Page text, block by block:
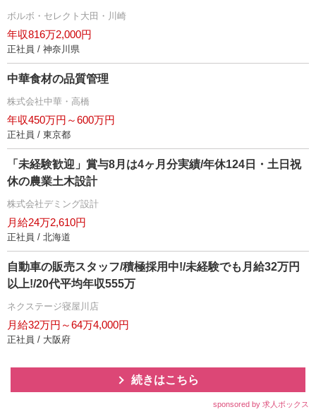
ボルボ・セレクト大田・川崎
年収816万2,000円
正社員 / 神奈川県
中華食材の品質管理
株式会社中華・高橋
年収450万円～600万円
正社員 / 東京都
「未経験歓迎」賞与8月は4ヶ月分実績/年休124日・土日祝
休の農業土木設計
株式会社デミング設計
月給24万2,610円
正社員 / 北海道
自動車の販売スタッフ/積極採用中!/未経験でも月給32万円
以上!/20代平均年収555万
ネクステージ寝屋川店
月給32万円～64万4,000円
正社員 / 大阪府
続きはこちら
sponsored by 求人ボックス